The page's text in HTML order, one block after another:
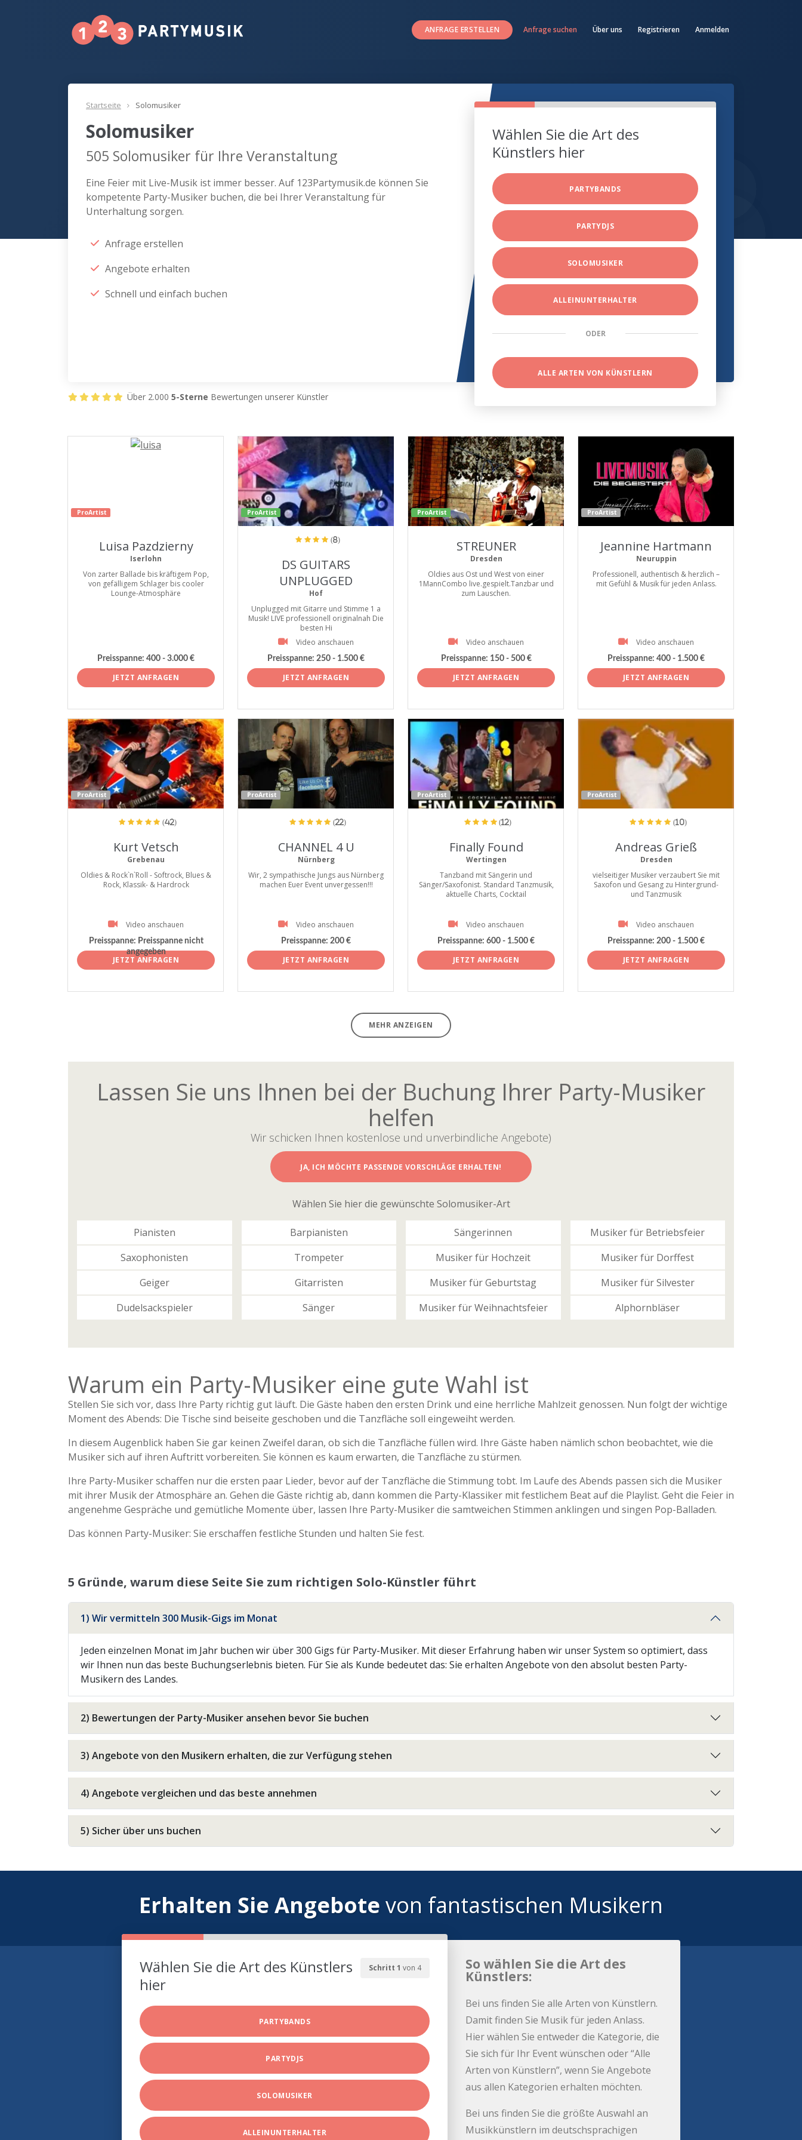
ANFRAGE ERSTELLEN Anfrage suchen Über uns Registrieren Anmelden
Startseite Solomusiker
Solomusiker
505 Solomusiker für Ihre Veranstaltung
Eine Feier mit Live-Musik ist immer besser. Auf 123Partymusik.de können Sie
kompetente Party-Musiker buchen, die bei Ihrer Veranstaltung für
Unterhaltung sorgen.
Anfrage erstellen
Angebote erhalten
Schnell und einfach buchen
Wählen Sie die Art des
Künstlers hier
PARTYBANDS
PARTYDJS
SOLOMUSIKER
ALLEINUNTERHALTER
ODER
ALLE ARTEN VON KÜNSTLERN
Über 2.000 5-Sterne Bewertungen unserer Künstler
ProArtist
Luisa Pazdzierny
Iserlohn
Von zarter Ballade bis kräftigem Pop,
von gefälligem Schlager bis cooler
Lounge-Atmosphäre
Preisspanne: 400 - 3.000 €
JETZT ANFRAGEN
ProArtist
(8)
DS GUITARS
UNPLUGGED
Hof
Unplugged mit Gitarre und Stimme 1 a
Musik! LIVE professionell originalnah Die
besten Hi
Video anschauen
Preisspanne: 250 - 1.500 €
JETZT ANFRAGEN
ProArtist
STREUNER
Dresden
Oldies aus Ost und West von einer
1MannCombo live.gespielt.Tanzbar und
zum Lauschen.
Video anschauen
Preisspanne: 150 - 500 €
JETZT ANFRAGEN
ProArtist
Jeannine Hartmann
Neuruppin
Professionell, authentisch & herzlich –
mit Gefühl & Musik für jeden Anlass.
Video anschauen
Preisspanne: 400 - 1.500 €
JETZT ANFRAGEN
ProArtist
(42)
Kurt Vetsch
Grebenau
Oldies & Rock`n`Roll - Softrock, Blues &
Rock, Klassik- & Hardrock
Video anschauen
Preisspanne: Preisspanne nicht
angegeben
JETZT ANFRAGEN
ProArtist
(22)
CHANNEL 4 U
Nürnberg
Wir, 2 sympathische Jungs aus Nürnberg
machen Euer Event unvergessen!!!
Video anschauen
Preisspanne: 200 €
JETZT ANFRAGEN
ProArtist
(12)
Finally Found
Wertingen
Tanzband mit Sängerin und
Sänger/Saxofonist. Standard Tanzmusik,
aktuelle Charts, Cocktail
Video anschauen
Preisspanne: 600 - 1.500 €
JETZT ANFRAGEN
ProArtist
(10)
Andreas Grieß
Dresden
vielseitiger Musiker verzaubert Sie mit
Saxofon und Gesang zu Hintergrund-
und Tanzmusik
Video anschauen
Preisspanne: 200 - 1.500 €
JETZT ANFRAGEN
MEHR ANZEIGEN
Lassen Sie uns Ihnen bei der Buchung Ihrer Party-Musiker
helfen
Wir schicken Ihnen kostenlose und unverbindliche Angebote)
JA, ICH MÖCHTE PASSENDE VORSCHLÄGE ERHALTEN!
Wählen Sie hier die gewünschte Solomusiker-Art
Pianisten
Saxophonisten
Geiger
Dudelsackspieler
Barpianisten
Trompeter
Gitarristen
Sänger
Sängerinnen
Musiker für Hochzeit
Musiker für Geburtstag
Musiker für Weihnachtsfeier
Musiker für Betriebsfeier
Musiker für Dorffest
Musiker für Silvester
Alphornbläser
Warum ein Party-Musiker eine gute Wahl ist
Stellen Sie sich vor, dass Ihre Party richtig gut läuft. Die Gäste haben den ersten Drink und eine herrliche Mahlzeit genossen. Nun folgt der wichtige
Moment des Abends: Die Tische sind beiseite geschoben und die Tanzfläche soll eingeweiht werden.
In diesem Augenblick haben Sie gar keinen Zweifel daran, ob sich die Tanzfläche füllen wird. Ihre Gäste haben nämlich schon beobachtet, wie die
Musiker sich auf ihren Auftritt vorbereiten. Sie können es kaum erwarten, die Tanzfläche zu stürmen.
Ihre Party-Musiker schaffen nur die ersten paar Lieder, bevor auf der Tanzfläche die Stimmung tobt. Im Laufe des Abends passen sich die Musiker
mit ihrer Musik der Atmosphäre an. Gehen die Gäste richtig ab, dann kommen die Party-Klassiker mit festlichem Beat auf die Playlist. Geht die Feier in
angenehme Gespräche und gemütliche Momente über, lassen Ihre Party-Musiker die samtweichen Stimmen anklingen und singen Pop-Balladen.
Das können Party-Musiker: Sie erschaffen festliche Stunden und halten Sie fest.
5 Gründe, warum diese Seite Sie zum richtigen Solo-Künstler führt
1) Wir vermitteln 300 Musik-Gigs im Monat
Jeden einzelnen Monat im Jahr buchen wir über 300 Gigs für Party-Musiker. Mit dieser Erfahrung haben wir unser System so optimiert, dass
wir Ihnen nun das beste Buchungserlebnis bieten. Für Sie als Kunde bedeutet das: Sie erhalten Angebote von den absolut besten Party-
Musikern des Landes.
2) Bewertungen der Party-Musiker ansehen bevor Sie buchen
3) Angebote von den Musikern erhalten, die zur Verfügung stehen
4) Angebote vergleichen und das beste annehmen
5) Sicher über uns buchen
Erhalten Sie Angebote von fantastischen Musikern
Schritt 1 von 4
Wählen Sie die Art des Künstlers
hier
PARTYBANDS
PARTYDJS
SOLOMUSIKER
ALLEINUNTERHALTER
So wählen Sie die Art des
Künstlers:
Bei uns finden Sie alle Arten von Künstlern.
Damit finden Sie Musik für jeden Anlass.
Hier wählen Sie entweder die Kategorie, die
Sie sich für Ihr Event wünschen oder “Alle
Arten von Künstlern”, wenn Sie Angebote
aus allen Kategorien erhalten möchten.
Bei uns finden Sie die größte Auswahl an
Musikkünstlern im deutschsprachigen